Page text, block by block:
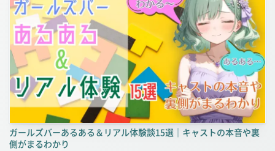
ガールズバーあるある＆リアル体験談15選｜キャストの本音や裏
側がまるわかり